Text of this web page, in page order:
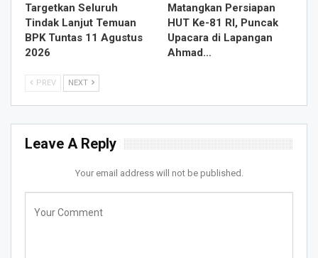
Targetkan Seluruh
Tindak Lanjut Temuan
BPK Tuntas 11 Agustus
2026
Matangkan Persiapan
HUT Ke-81 RI, Puncak
Upacara di Lapangan
Ahmad…
PREV NEXT
Leave A Reply
Your email address will not be published.